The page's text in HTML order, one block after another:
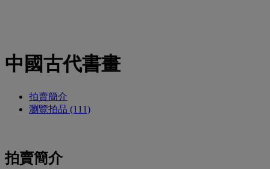
中國古代書畫
拍賣簡介
瀏覽拍品 (111)
拍賣簡介